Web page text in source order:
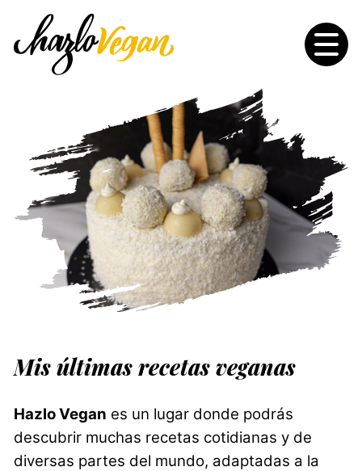
Mis últimas recetas veganas
Hazlo Vegan es un lugar donde podrás
descubrir muchas recetas cotidianas y de
diversas partes del mundo, adaptadas a la